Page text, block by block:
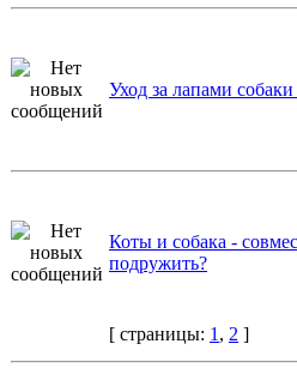
Уход за лапами
Коты и собака -
подружить?
[ страницы: 1 , 2 ]